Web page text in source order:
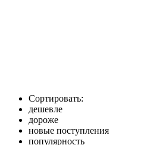
Сортировать:
дешевле
дороже
новые поступления
популярность